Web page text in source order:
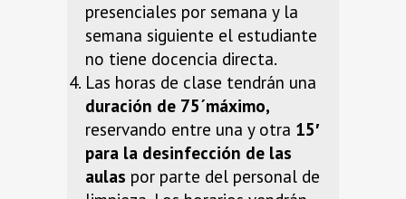
presenciales por semana y la
semana siguiente el estudiante
no tiene docencia directa.
Las horas de clase tendrán una
duración de 75´máximo,
reservando entre una y otra 15′
para la desinfección de las
aulas por parte del personal de